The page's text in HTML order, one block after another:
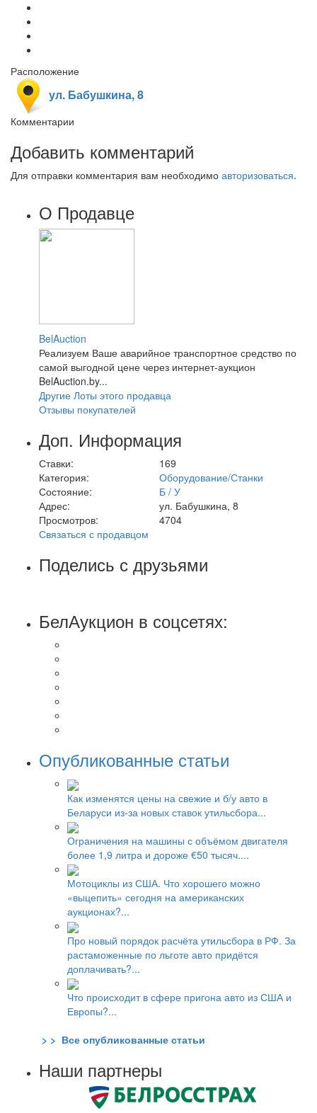
Расположение
ул. Бабушкина, 8
Комментарии
Добавить комментарий
Для отправки комментария вам необходимо авторизоваться.
О Продавце
BelAuction
Реализуем Ваше аварийное транспортное средство по
самой выгодной цене через интернет-аукцион
BelAuction.by...
Другие Лоты этого продавца
Отзывы покупателей
Доп. Информация
Ставки:
169
Категория:
Оборудование/Станки
Состояние:
Б / У
Адрес:
ул. Бабушкина, 8
Просмотров:
4704
Связаться с продавцом
Поделись с друзьями
БелАукцион в соцсетях:
Опубликованные статьи
Как изменятся цены на свежие и б/у авто в
Беларуси из-за новых ставок утильсбора...
Ограничения на машины с объёмом двигателя
более 1,9 литра и дороже €50 тысяч....
Мотоциклы из США. Что хорошего можно
«выцепить» сегодня на американских
аукционах?...
Про новый порядок расчёта утильсбора в РФ. За
растаможенные по льготе авто придётся
доплачивать?...
Что происходит в сфере пригона авто из США и
Европы?...
> > Все опубликованные статьи
Наши партнеры